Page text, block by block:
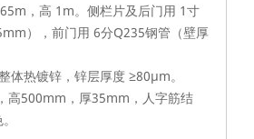
，高 1m。侧栏片及后门用 1寸
），前门用 6分Q235钢管（壁厚
体热镀锌，锌层厚度 ≥80μm。
高500mm，厚35mm，人字筋结